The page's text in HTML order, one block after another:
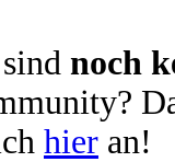
noch
hier an!